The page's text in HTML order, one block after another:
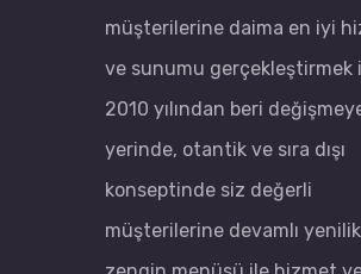
müşterilerine daima en iyi
ve sunumu gerçekleştirmek
2010 yılından beri
yerinde, otantik ve sıra dışı
konseptinde siz değerli
müşterilerine devamlı